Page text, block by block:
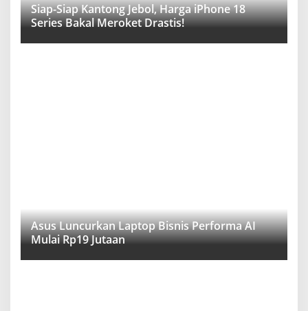
Siap-Siap Kantong Jebol, Harga iPhone 18
Series Bakal Meroket Drastis!
Asus Luncurkan Laptop Bisnis Performa AI
Mulai Rp19 Jutaan